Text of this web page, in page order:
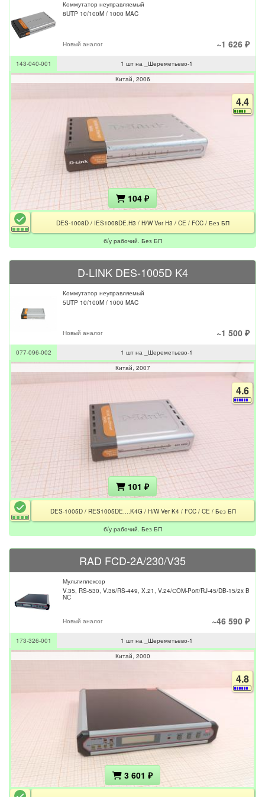
Коммутатор неуправляемый
8UTP 10/100M / 1000 MAC
Новый аналог ~1 626 ₽
143-040-001
1 шт на _Шереметьево-1
Китай 2006
4.4
104 ₽
DES-1008D / IES1008DE.H3 / H/W Ver H3 / CE / FCC / Без БП
б/у рабочий. Без БП
D-LINK DES-1005D K4
Коммутатор неуправляемый
5UTP 10/100M / 1000 MAC
Новый аналог ~1 500 ₽
077-096-002
1 шт на _Шереметьево-1
Китай 2007
4.6
101 ₽
DES-1005D / RES1005DE....K4G / H/W Ver K4 / FCC / CE / Без БП
б/у рабочий. Без БП
RAD FCD-2A/230/V35
Мультиплексор
V.35, RS-530, V.36/RS-449, X.21, V.24/СOM-Port/RJ-45/DB-15/2x B
NC
Новый аналог ~46 590 ₽
173-326-001
1 шт на _Шереметьево-1
Китай 2000
4.8
3 601 ₽